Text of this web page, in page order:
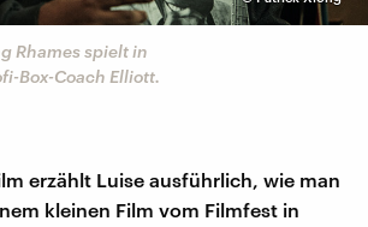
Rhames spielt in
Box-Coach Elliott.
erzählt Luise ausführlich, wie man
kleinen Film vom Filmfest in